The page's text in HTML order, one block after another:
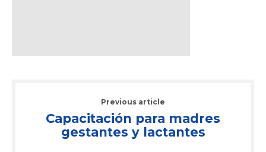
Previous article
Capacitación para madres
gestantes y lactantes